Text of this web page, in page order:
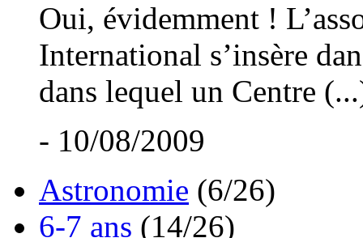
Oui, évidemment !
International s’insère
dans lequel un Centre
- 10/08/2009
Astronomie (6/26)
6-7 ans (14/26)